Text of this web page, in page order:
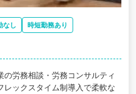
なし
時短勤務あり
労務相談・労務コンサルティ
レックスタイム制導入で柔軟な